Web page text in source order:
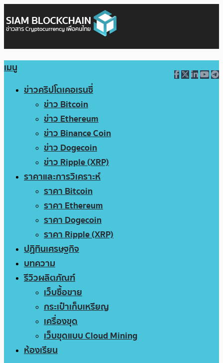
เมนู
ข่าวคริปโตเคอเรนซี่
ข่าว Bitcoin
ข่าว Ethereum
ข่าว Binance Coin
ข่าว Dogecoin
ข่าว Ripple (XRP)
ราคาและการวิเคราะห์
ราคา Bitcoin
ราคา Ethereum
ราคา Dogecoin
ราคา Ripple (XRP)
ปฏิทินเศรษฐกิจ
บทความ
รีวิวผลิตภัณฑ์
เว็บซื้อขาย
กระเป๋าเก็บเหรียญ
เครื่องขุด
เว็บขุดแบบ Cloud Mining
ห้องเรียน